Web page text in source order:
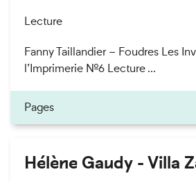
Lecture
Fanny Taillandier – Foudres Les
l’Imprimerie n°6 Lecture ...
Pages
Hélène Gaudy - Villa